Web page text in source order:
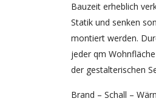
Bauzeit erheblich
Statik und senken
montiert werden.
jeder qm
der gestalterischen
Brand – Schall –